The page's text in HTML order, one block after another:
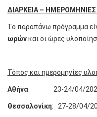
ΔΙΑΡΚΕΙΑ –
Το παραπάνω πρόγραμμα
ωρώνκαι οι ώρες
Τόπος και ημερομηνίες
Αθήνα: 23-24/04/
Θεσσαλονίκη: 27-28/04/